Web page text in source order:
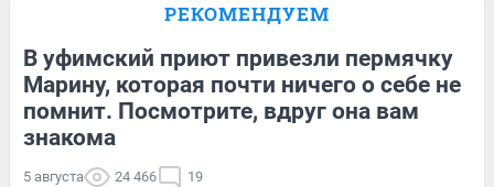
РЕКОМЕНДУЕМ
В уфимский приют привезли пермячку
Марину, которая почти ничего о себе не
помнит. Посмотрите, вдруг она вам
знакома
5 августа 24 466 19